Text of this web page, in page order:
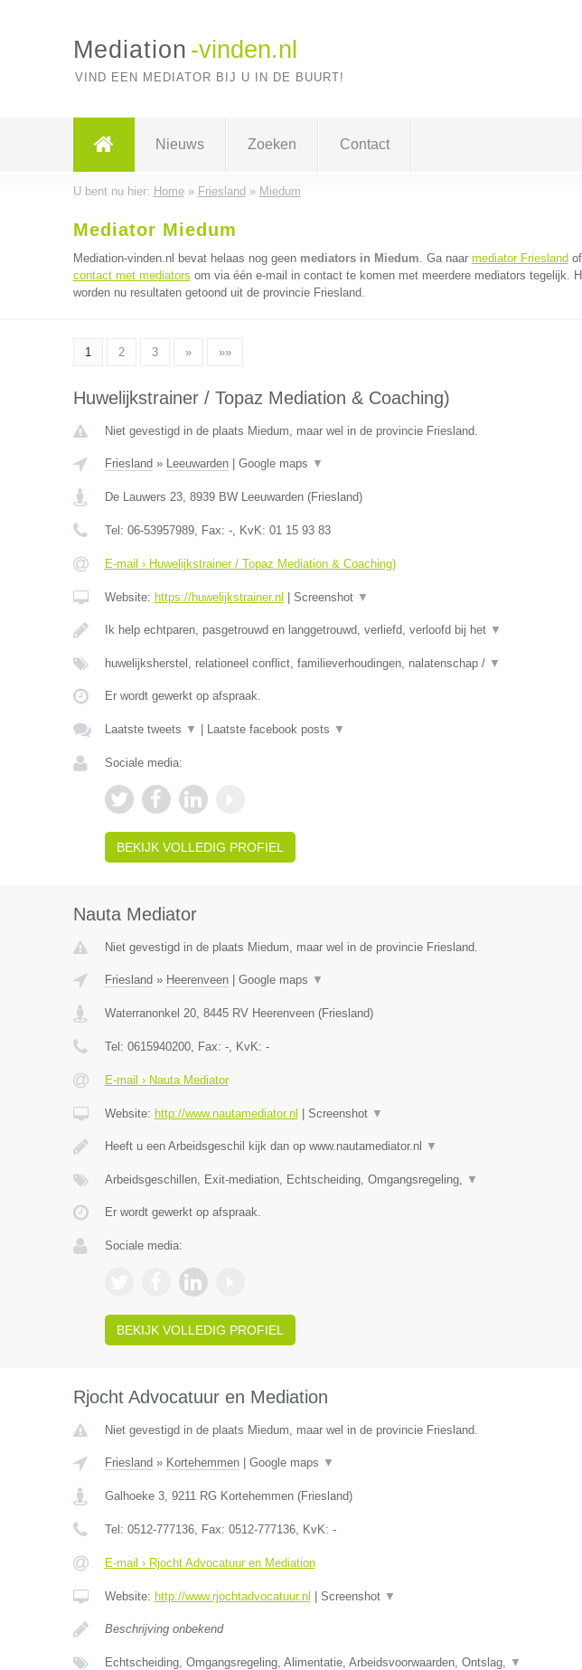
Mediation -vinden.nl
VIND EEN MEDIATOR BIJ U IN DE BUURT!
Nieuws Zoeken Contact
U bent nu hier: Home» Friesland » Miedum
Mediator Miedum
Mediation-vinden.nl bevat helaas nog geen mediators in Miedum. Ga naar mediator Friesland
contact met mediators om via één e-mail in contact te komen met meerdere mediators tegelijk.
worden nu resultaten getoond uit de provincie Friesland.
1 2 3 » »»
Huwelijkstrainer / Topaz Mediation & Coaching)
Niet gevestigd in de plaats Miedum, maar wel in de provincie Friesland.
Friesland » Leeuwarden| Google maps ▼
De Lauwers 23, 8939 BW Leeuwarden(Friesland)
Tel: 06-53957989, Fax: -, KvK: 01 15 93 83
E-mail › Huwelijkstrainer / Topaz Mediation & Coaching)
Website: https://huwelijkstrainer.nl Screenshot ▼
Ik help echtparen, pasgetrouwd en langgetrouwd, verliefd, verloofd bij het ▼
huwelijksherstel, relationeel conflict, familieverhoudingen, nalatenschap / ▼
Er wordt gewerkt op afspraak.
Laatste tweets ▼ Laatste facebook posts ▼
Sociale media:
BEKIJK VOLLEDIG PROFIEL
Nauta Mediator
Niet gevestigd in de plaats Miedum, maar wel in de provincie Friesland.
Friesland » Heerenveen| Google maps ▼
Waterranonkel 20, 8445 RV Heerenveen(Friesland)
Tel: 0615940200, Fax: -, KvK: -
E-mail › Nauta Mediator
Website: http://www.nautamediator.nl Screenshot ▼
Heeft u een Arbeidsgeschil kijk dan op www.nautamediator.nl ▼
Arbeidsgeschillen, Exit-mediation, Echtscheiding, Omgangsregeling, ▼
Er wordt gewerkt op afspraak.
Sociale media:
BEKIJK VOLLEDIG PROFIEL
Rjocht Advocatuur en Mediation
Niet gevestigd in de plaats Miedum, maar wel in de provincie Friesland.
Friesland » Kortehemmen| Google maps ▼
Galhoeke 3, 9211 RG Kortehemmen(Friesland)
Tel: 0512-777136, Fax: 0512-777136, KvK: -
E-mail › Rjocht Advocatuur en Mediation
Website: http://www.rjochtadvocatuur.nl Screenshot ▼
Beschrijving onbekend
Echtscheiding, Omgangsregeling, Alimentatie, Arbeidsvoorwaarden, Ontslag, ▼